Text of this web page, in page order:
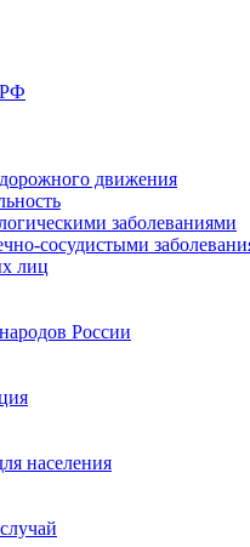
дорожного движения
заболеваниями
сосудистыми
лиц
России
населения